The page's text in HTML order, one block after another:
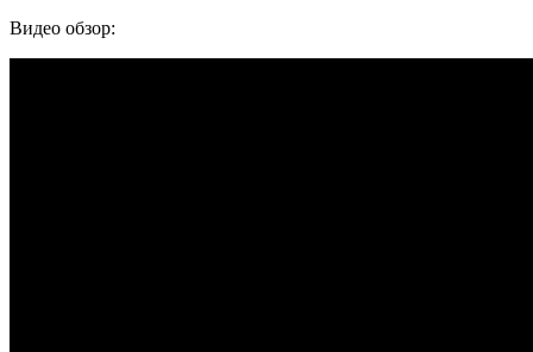
Видео обзор: